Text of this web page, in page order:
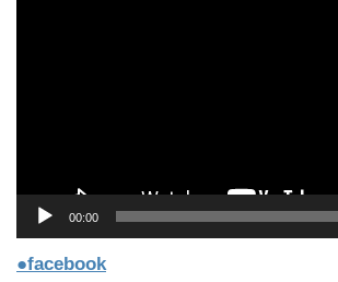
00:00
●facebook